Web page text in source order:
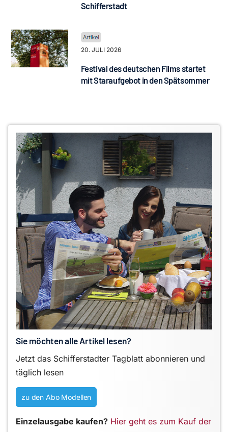
Schifferstadt
20. JULI 2026
Festival des deutschen Films startet
mit Staraufgebot in den Spätsommer
Sie möchten alle Artikel lesen?
Jetzt das Schifferstadter Tagblatt abonnieren und
täglich lesen
zu den Abo Modellen
Einzelausgabe kaufen? Hier geht es zum Kauf der